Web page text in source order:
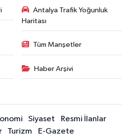
Antalya Trafik Yoğunluk
Haritası
Tüm Manşetler
Haber Arşivi
Siyaset
Resmi İlanlar
Turizm E-Gazete